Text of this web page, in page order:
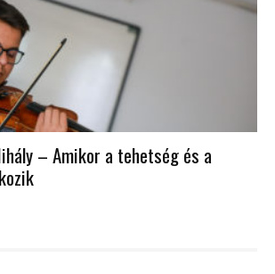
– Amikor a tehetség és a